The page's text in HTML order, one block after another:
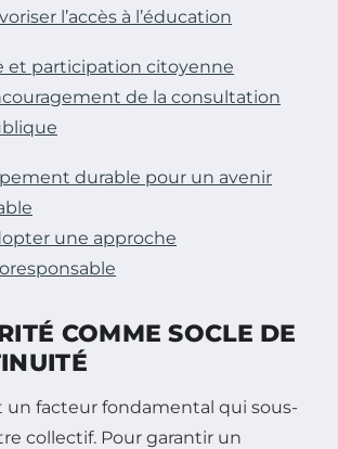
l’accès à l’éducation
et participation citoyenne
de la consultation
durable pour un avenir
une approche
COMME SOCLE DE
un facteur fondamental qui sous-
collectif. Pour garantir un